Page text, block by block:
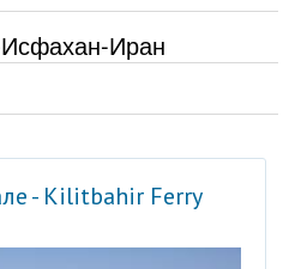
Иран
- Kilitbahir Ferry